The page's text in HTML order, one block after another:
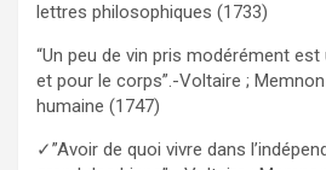
lettres philosophiques (1733)
“Un peu de vin pris modérément est
et pour le corps”.-Voltaire ;
humaine (1747)
✓”Avoir de quoi vivre dans